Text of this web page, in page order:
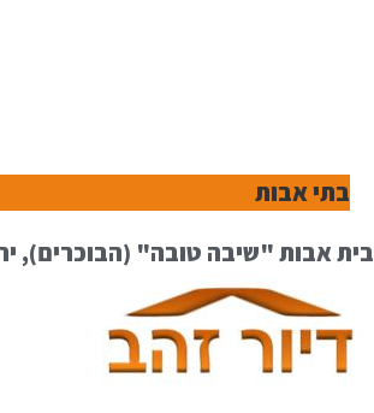
בתי אבות
בית אבות "שיבה טובה" (הבוכרים),